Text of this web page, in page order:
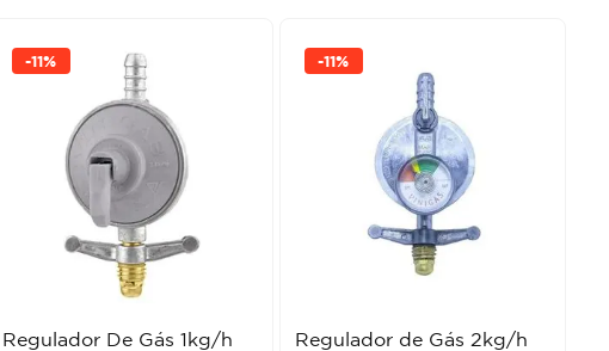
-11%
Regulador De Gás 1kg/h
-11%
Regulador de Gás 2kg/h